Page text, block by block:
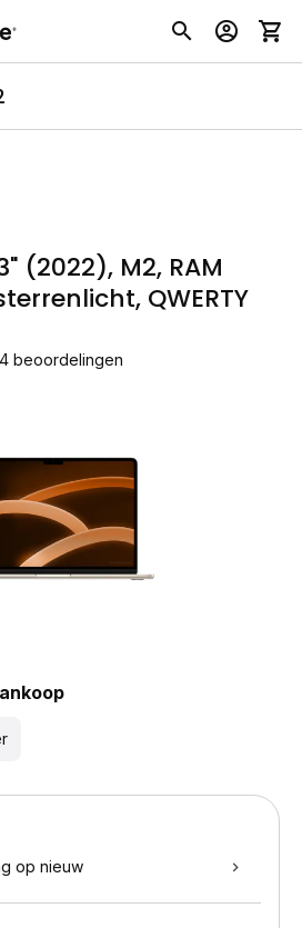
(2022), M2, RAM
QWERTY
beoordelingen
op nieuw